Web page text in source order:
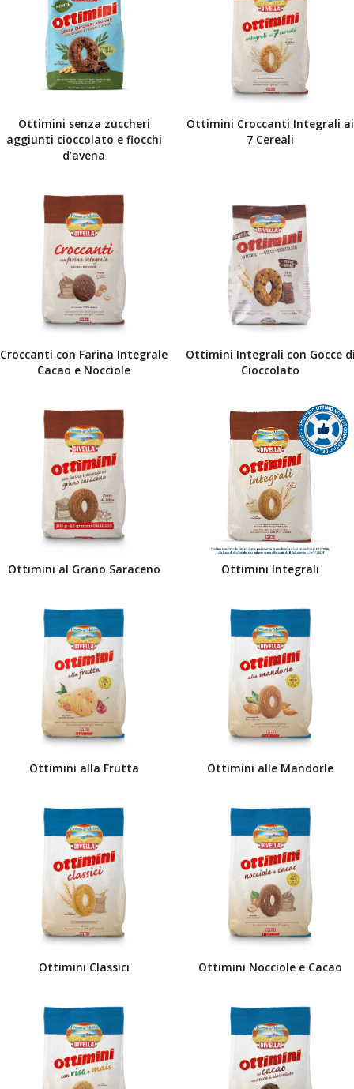
Ottimini senza zuccheri
aggiunti cioccolato e fiocchi
d’avena
Ottimini Croccanti Integrali ai
7 Cereali
Croccanti con Farina Integrale
Cacao e Nocciole
Ottimini Integrali con Gocce
Cioccolato
Ottimini al Grano Saraceno Ottimini Integrali
Ottimini alla Frutta Ottimini alle Mandorle
Ottimini Classici Ottimini Nocciole e Cacao